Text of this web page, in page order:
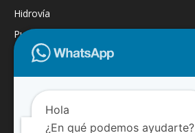
Hidrovía
Puertos
Economía
Nacionales
Dragado
Hola
¿En qué podemos ayudarte?